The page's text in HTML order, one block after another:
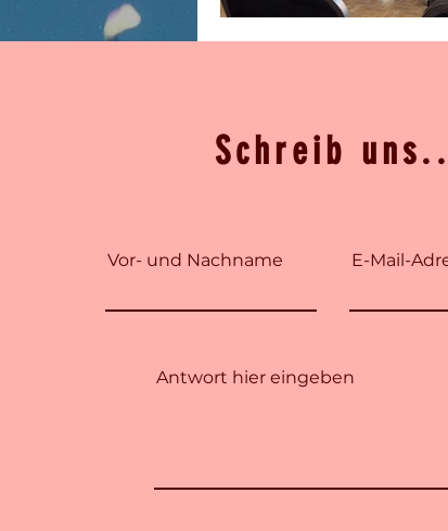
Schreib
Vor- und Nachname E-Mail-